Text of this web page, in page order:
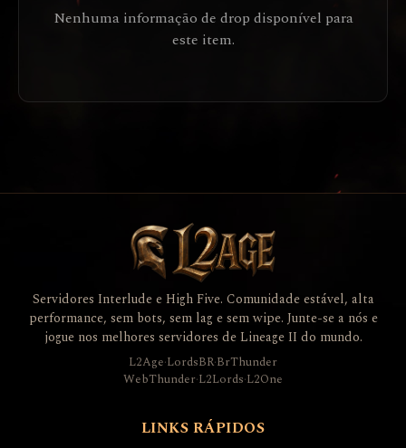
Nenhuma informação de drop disponível para
este item.
Servidores Interlude e High Five. Comunidade estável, alta
performance, sem bots, sem lag e sem wipe. Junte-se a nós e
jogue nos melhores servidores de Lineage II do mundo.
L2Age·LordsBR·BrThunder
WebThunder·L2Lords·L2One
LINKS RÁPIDOS